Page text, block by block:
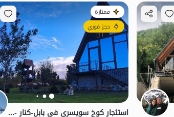
ممتازة
حجز فوري
استئجار کوخ سویسری فی بابل-کنار - درازکلا